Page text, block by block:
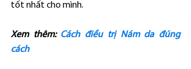
tốt nhất cho mình.
Xem thêm: Cách điều trị Nám da đúng
cách